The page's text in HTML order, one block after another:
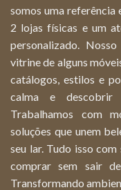
somos uma referência
2 lojas físicas e um
personalizado.
vitrine de alguns
catálogos, estilos e
calma e descobrir
Trabalhamos com
soluções que unem
seu lar. Tudo isso
comprar sem sair
Transformando